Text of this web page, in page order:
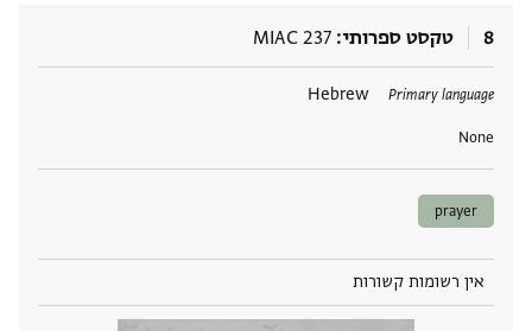
8 טקסט ספרותי MIAC 237
Primary language
Hebrew
None
תגים
prayer
אין רשומות קשורות